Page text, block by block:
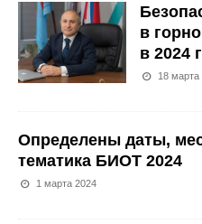
в
в 2024
18 марта
Определены даты,
тематика БИОТ 2024
1 марта 2024